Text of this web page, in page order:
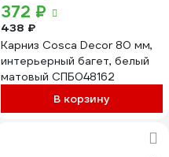
372 ₽
438 ₽
Карниз Cosca Decor 80 мм,
интерьерный багет, белый
матовый СПБ048162
В корзину